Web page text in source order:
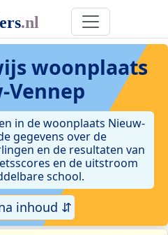
woonplaats
Vennep
in de woonplaats Nieuw-
gegevens over de
en de resultaten van
en de uitstroom
school.
inhoud ⇵